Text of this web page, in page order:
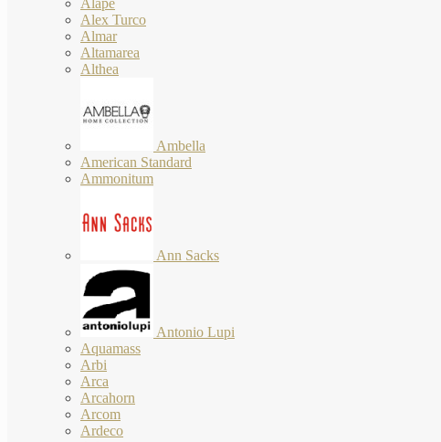
Alape
Alex Turco
Almar
Altamarea
Althea
Ambella
American Standard
Ammonitum
Ann Sacks
Antonio Lupi
Aquamass
Arbi
Arca
Arcahorn
Arcom
Ardeco